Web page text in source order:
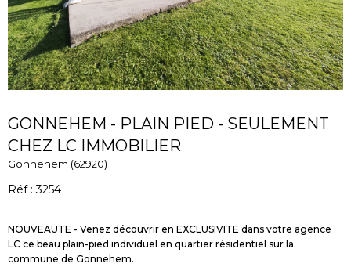
GONNEHEM - PLAIN PIED - SEULEMENT
CHEZ LC IMMOBILIER
Gonnehem (62920)
Réf : 3254
NOUVEAUTE - Venez découvrir en EXCLUSIVITE dans votre agence
LC ce beau plain-pied individuel en quartier résidentiel sur la
commune de Gonnehem.